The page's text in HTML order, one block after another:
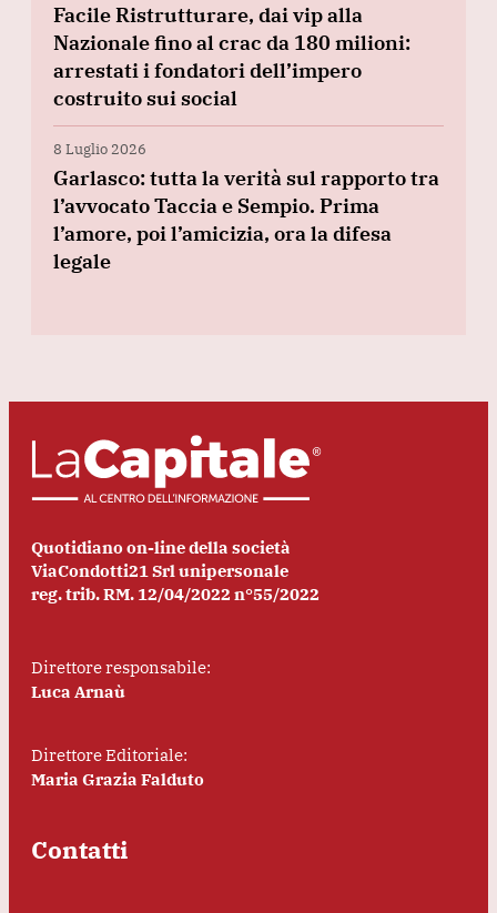
Facile Ristrutturare, dai vip alla
Nazionale fino al crac da 180 milioni:
arrestati i fondatori dell’impero
costruito sui social
8 Luglio 2026
Garlasco: tutta la verità sul rapporto tra
l’avvocato Taccia e Sempio. Prima
l’amore, poi l’amicizia, ora la difesa
legale
Quotidiano on-line della società
ViaCondotti21 Srl unipersonale
reg. trib. RM. 12/04/2022 n°55/2022
Direttore responsabile:
Luca Arnaù
Direttore Editoriale:
Maria Grazia Falduto
Contatti